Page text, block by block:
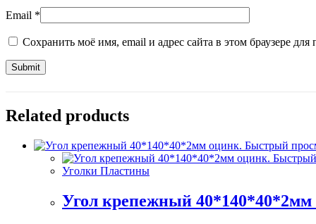
Email *
Сохранить моё имя, email и адрес сайта в этом браузере
Related products
Быстрый
Уголки Пластины
Угол крепежный 40*140*40*2мм